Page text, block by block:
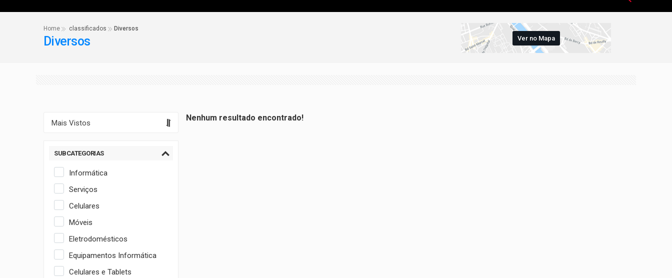
Home classificados Diversos
Diversos Ver no Mapa
SUBCATEGORIAS
Informática
Serviços
Celulares
Móveis
Eletrodomésticos
Equipamentos Informática
Celulares e Tablets
Nenhum resultado encontrado!